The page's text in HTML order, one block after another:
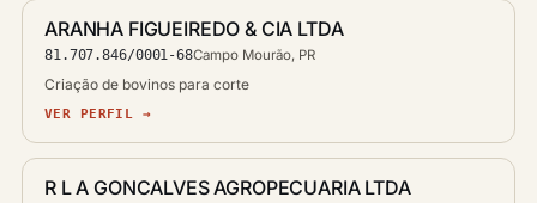
ARANHA FIGUEIREDO & CIA LTDA
81.707.846/0001-68Campo Mourão, PR
Criação de bovinos para corte
VER PERFIL →
R L A GONCALVES AGROPECUARIA LTDA